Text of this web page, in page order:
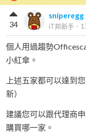
sniperegg
iT邦新手 ．
34
個人用過趨勢
小紅傘。
上述五家都可以達到
新）
建議您可以跟代理商
購買哪一家。